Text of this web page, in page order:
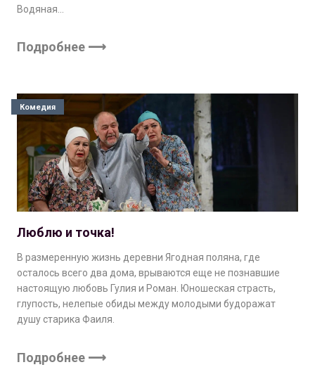
Водяная…
Подробнее ⟶
Люблю и точка!
В размеренную жизнь деревни Ягодная поляна, где
осталось всего два дома, врываются еще не познавшие
настоящую любовь Гулия и Роман. Юношеская страсть,
глупость, нелепые обиды между молодыми будоражат
душу старика Фаиля.
Подробнее ⟶
Комедия